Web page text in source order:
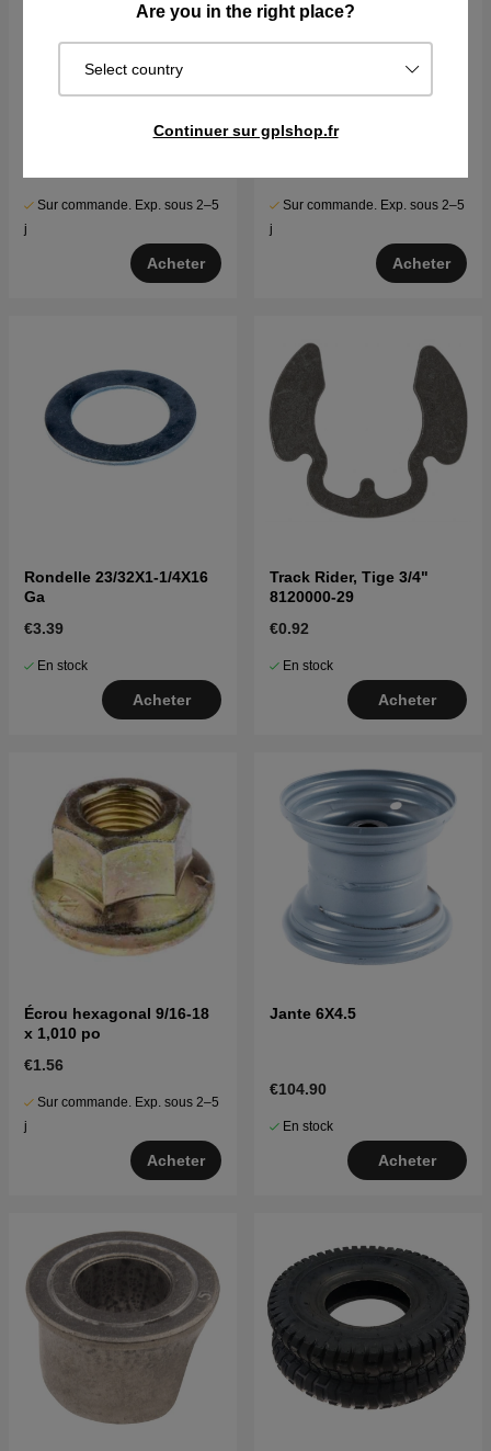
Are you in the right place?
Select country
Continuer sur gplshop.fr
Sur commande. Exp. sous 2–5
j
Acheter
CTH200, Jonsered LT2218
Sur commande. Exp. sous 2–5
j
Acheter
Rondelle 23/32X1-1/4X16
Ga
€3.39
En stock
Acheter
Track Rider, Tige 3/4"
8120000-29
€0.92
En stock
Acheter
Écrou hexagonal 9/16-18
x 1,010 po
€1.56
Sur commande. Exp. sous 2–5
j
Acheter
Jante 6X4.5
€104.90
En stock
Acheter